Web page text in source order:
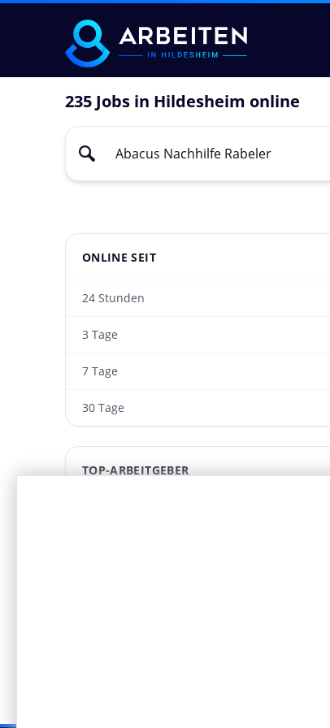
235 Jobs in Hildesheim online
ONLINE SEIT
24 Stunden
3 Tage
7 Tage
30 Tage
TOP-ARBEITGEBER